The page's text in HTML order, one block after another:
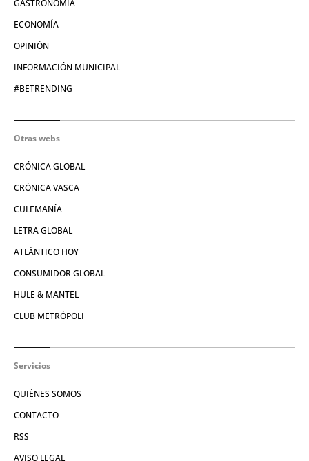
GASTRONOMÍA
ECONOMÍA
OPINIÓN
INFORMACIÓN MUNICIPAL
#BETRENDING
Otras webs
CRÓNICA GLOBAL
CRÓNICA VASCA
CULEMANÍA
LETRA GLOBAL
ATLÁNTICO HOY
CONSUMIDOR GLOBAL
HULE & MANTEL
CLUB METRÓPOLI
Servicios
QUIÉNES SOMOS
CONTACTO
RSS
AVISO LEGAL